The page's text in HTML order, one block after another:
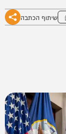
שיתוף הכתבה